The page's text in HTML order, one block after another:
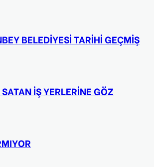
BELEDİYESİ TARİHİ GEÇMİŞ
İŞ YERLERİNE GÖZ